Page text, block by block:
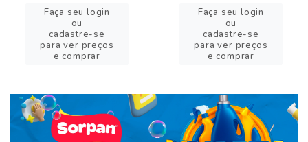
Faça seu login
ou
cadastre-se
para ver preços
e comprar
Faça seu login
ou
cadastre-se
para ver preços
e comprar